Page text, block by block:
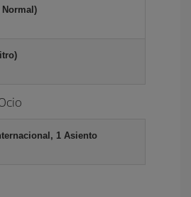
Normal)
1 Asiento